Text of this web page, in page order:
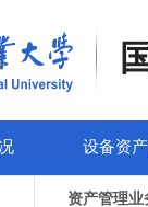
设备资
资产管理业